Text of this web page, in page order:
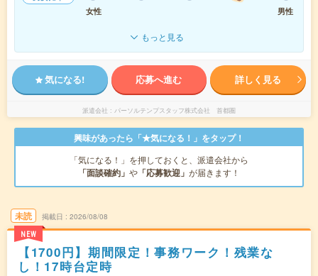
女性
男性
もっと見る
気になる! 応募へ進む 詳しく見る
派遣会社 パーソルテンプスタッフ株式会社 首都圏
興味があったら「★気になる！」をタップ！
「気になる！」を押しておくと、派遣会社から
「面談確約」 や 「応募歓迎」 が届きます！
未読
NEW
掲載日 2026/08/08
【1700円】期間限定！事務ワーク！残業な
し！17時台定時